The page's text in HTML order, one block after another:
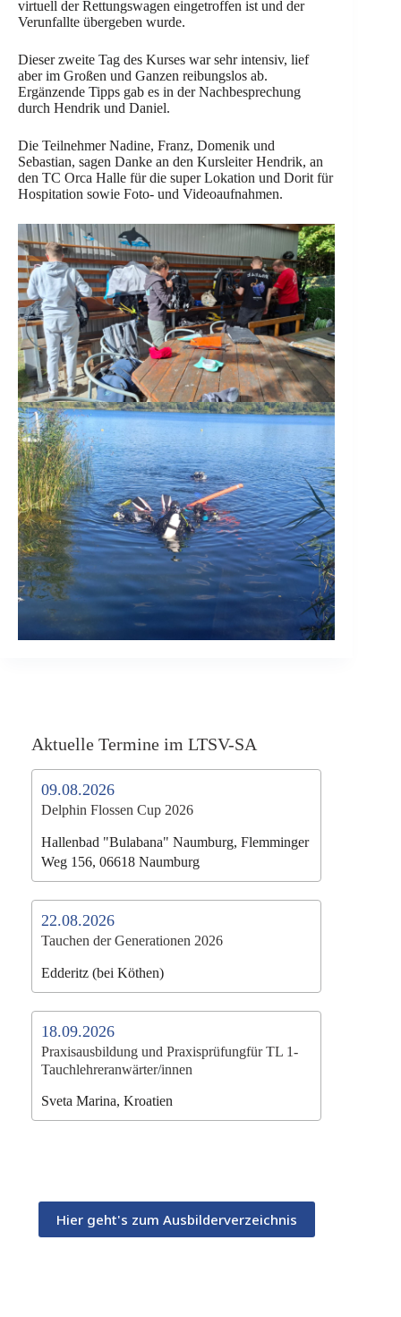
virtuell der Rettungswagen eingetroffen ist und der
Verunfallte übergeben wurde.
Dieser zweite Tag des Kurses war sehr intensiv, lief
aber im Großen und Ganzen reibungslos ab.
Ergänzende Tipps gab es in der Nachbesprechung
durch Hendrik und Daniel.
Die Teilnehmer Nadine, Franz, Domenik und
Sebastian, sagen Danke an den Kursleiter Hendrik, an
den TC Orca Halle für die super Lokation und Dorit für
Hospitation sowie Foto- und Videoaufnahmen.
Aktuelle Termine im LTSV-SA
09.08.2026
Delphin Flossen Cup 2026
Hallenbad "Bulabana" Naumburg, Flemminger
Weg 156, 06618 Naumburg
22.08.2026
Tauchen der Generationen 2026
Edderitz (bei Köthen)
18.09.2026
Praxisausbildung und Praxisprüfungfür TL 1-
Tauchlehreranwärter/innen
Sveta Marina, Kroatien
Hier geht's zum Ausbilderverzeichnis